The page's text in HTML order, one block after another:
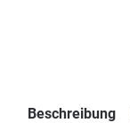
Beschreibung